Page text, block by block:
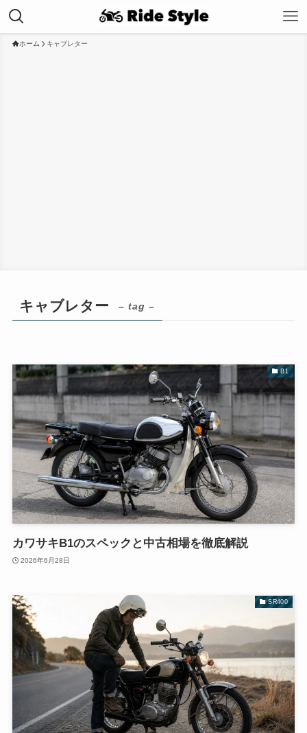
ホーム キャブレター
キャブレター – tag –
B1
カワサキB1のスペックと中古相場を徹底解説
2026年6月28日
SR400